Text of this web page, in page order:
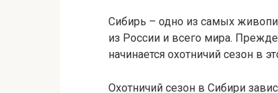
Сибирь – одно из самых
из России и всего мира. Прежде
начинается охотничий сезон в
Охотничий сезон в Сибири